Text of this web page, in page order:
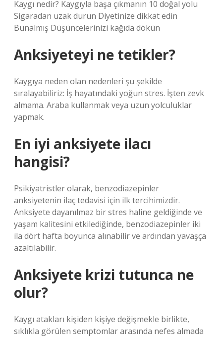
Kaygı nedir? Kaygıyla başa çıkmanın 10 doğal yolu
Sigaradan uzak durun Diyetinize dikkat edin
Bunalmış Düşüncelerinizi kağıda dökün
Anksiyeteyi ne tetikler?
Kaygıya neden olan nedenleri şu şekilde
sıralayabiliriz: İş hayatındaki yoğun stres. İşten zevk
almama. Araba kullanmak veya uzun yolculuklar
yapmak.
En iyi anksiyete ilacı
hangisi?
Psikiyatristler olarak, benzodiazepinler
anksiyetenin ilaç tedavisi için ilk tercihimizdir.
Anksiyete dayanılmaz bir stres haline geldiğinde ve
yaşam kalitesini etkilediğinde, benzodiazepinler iki
ila dört hafta boyunca alınabilir ve ardından yavaşça
azaltılabilir.
Anksiyete krizi tutunca ne
olur?
Kaygı atakları kişiden kişiye değişmekle birlikte,
sıklıkla görülen semptomlar arasında nefes almada